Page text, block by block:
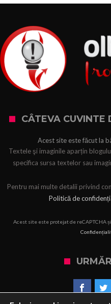
CÂTEVA CUVINTE
Acest site este făcut la
Textele şi imaginile aparțin
specifica sursa textelor sau
Pentru mai multe detalii privind
Politică de
Acest site este protejat de reCAPTCHA